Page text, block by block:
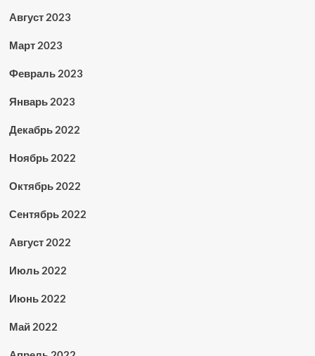
Август 2023
Март 2023
Февраль 2023
Январь 2023
Декабрь 2022
Ноябрь 2022
Октябрь 2022
Сентябрь 2022
Август 2022
Июль 2022
Июнь 2022
Май 2022